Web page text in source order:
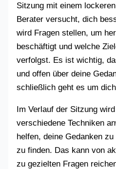
Sitzung mit einem
Berater versucht, dich
wird Fragen stellen, um
beschäftigt und welche
verfolgst. Es ist wichtig,
und offen über deine
schließlich geht es um
Im Verlauf der Sitzung
verschiedene Techniken
helfen, deine Gedanken
zu finden. Das kann von
zu gezielten Fragen